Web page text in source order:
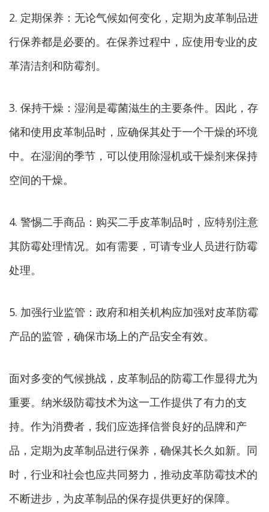
2. 定期保养：无论气候如何变化，定期为皮革制品进
行保养都是必要的。在保养过程中，应使用专业的皮
革清洁剂和防霉剂。
3. 保持干燥：湿润是霉菌滋生的主要条件。因此，存
储和使用皮革制品时，应确保其处于一个干燥的环境
中。在湿润的季节，可以使用除湿机或干燥剂来保持
空间的干燥。
4. 警惕二手商品：购买二手皮革制品时，应特别注意
其防霉处理情况。如有需要，可请专业人员进行防霉
处理。
5. 加强行业监管：政府和相关机构应加强对皮革防霉
产品的监管，确保市场上的产品安全有效。
面对多变的气候挑战，皮革制品的防霉工作显得尤为
重要。纳米级防霉技术为这一工作提供了有力的支
持。作为消费者，我们应选择信誉良好的品牌和产
品，定期为皮革制品进行保养，确保其长久如新。同
时，行业和社会也应共同努力，推动皮革防霉技术的
不断进步，为皮革制品的保存提供更好的保障。